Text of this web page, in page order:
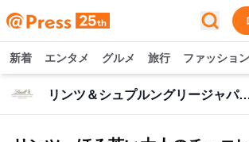
新着 エンタメ グルメ 旅行 ファッショ
リンツ＆シュプルングリージ